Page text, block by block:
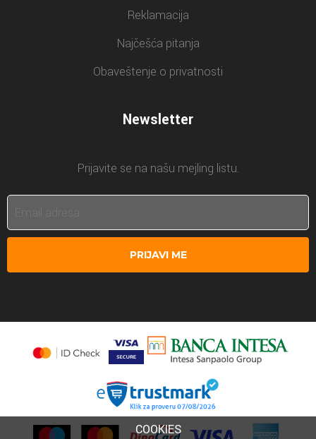
Reklamacija
Najčešća pitanja
Obaveštenje o privatnosti
Newsletter
Prijavite se na našu mejling listu.
PRIJAVI ME
COOKIES